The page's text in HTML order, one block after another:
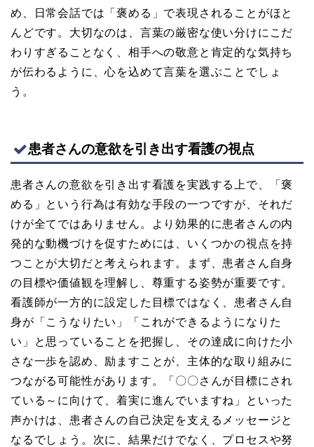
め、日常会話では「褒める」で表現されることがほと
んどです。大切なのは、言葉の厳密な使い分けにこだ
わりすぎることなく、相手への敬意と肯定的な気持ち
が伝わるように、心を込めて言葉を選ぶことでしょ
う。
患者さんの意欲を引き出す看護の視点
患者さんの意欲を引き出す看護を実践する上で、「褒
める」という行為は有効な手段の一つですが、それだ
けが全てではありません。より効果的に患者さんの内
発的な動機づけを促すためには、いくつかの視点を持
つことが大切だと考えられます。まず、患者さん自身
の目標や価値観を理解し、尊重する姿勢が重要です。
看護師が一方的に設定した目標ではなく、患者さん自
身が「こうなりたい」「これができるようになりた
い」と思っていることを把握し、その達成に向けた小
さな一歩を認め、励ますことが、主体的な取り組みに
つながる可能性があります。「〇〇さんが目標にされ
ている～に向けて、着実に進んでいますね」といった
声かけは、患者さんの自己決定を支えるメッセージと
なるでしょう。次に、結果だけでなく、プロセスや努